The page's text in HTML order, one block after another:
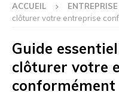
ACCUEIL ENTREPRISE
clôturer votre entreprise
Guide
clôturer votre